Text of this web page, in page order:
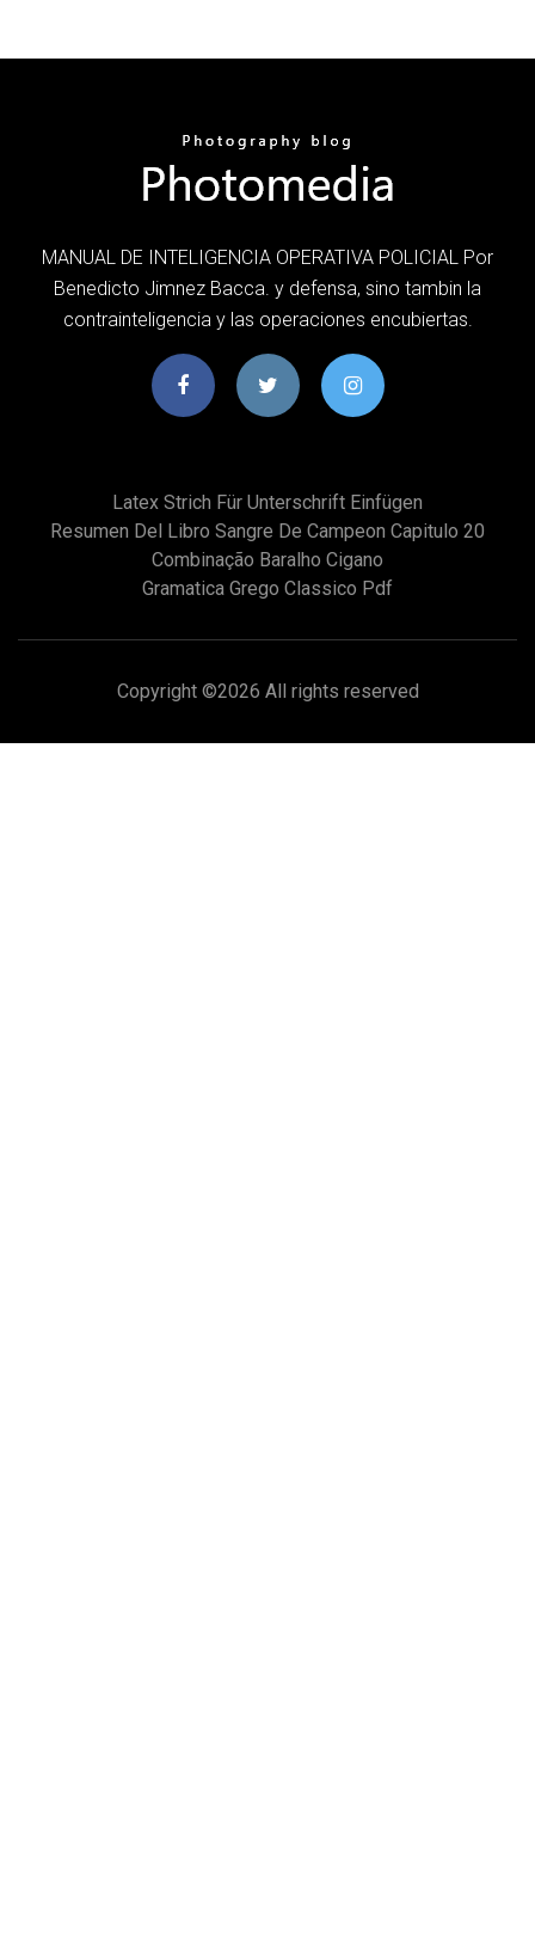
MANUAL DE INTELIGENCIA OPERATIVA POLICIAL Por
Benedicto Jimnez Bacca. y defensa, sino tambin la
contrainteligencia y las operaciones encubiertas.
Latex Strich Für Unterschrift Einfügen
Resumen Del Libro Sangre De Campeon Capitulo 20
Combinação Baralho Cigano
Gramatica Grego Classico Pdf
Copyright ©2026 All rights reserved